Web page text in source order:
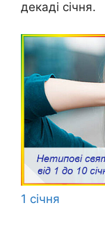
декаді січня.
1 січня